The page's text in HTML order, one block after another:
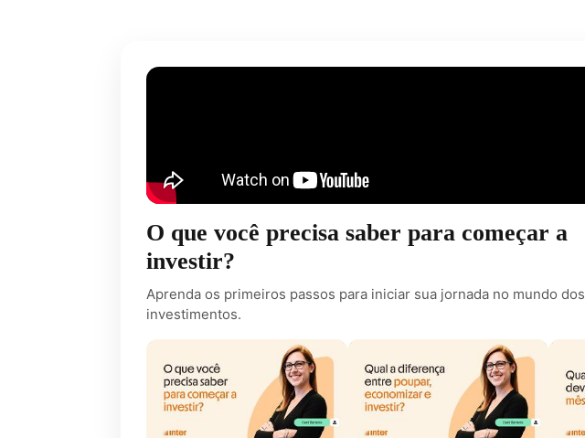
O que você precisa saber para começar a
investir?
Aprenda os primeiros passos para iniciar sua jornada no mundo dos
investimentos.